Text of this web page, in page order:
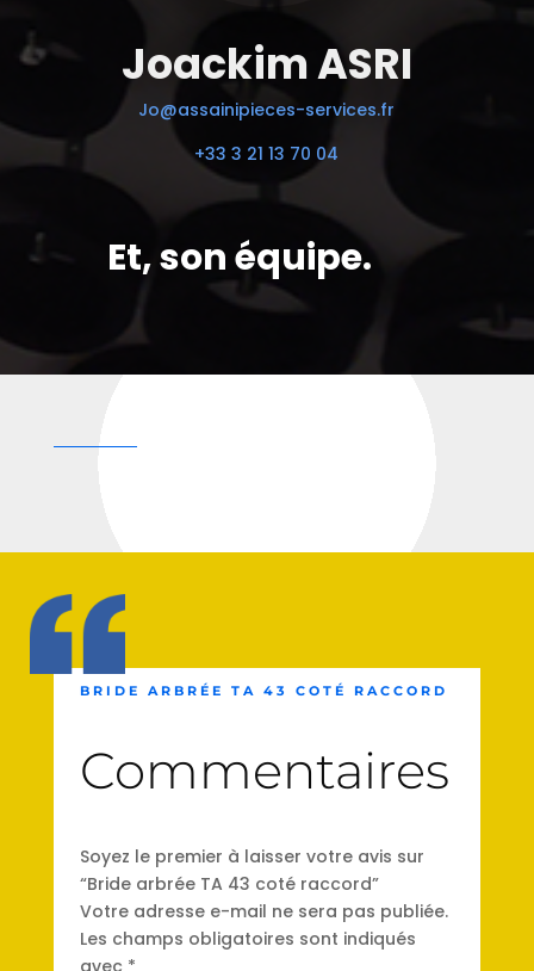
Joackim ASRI
Jo@assainipieces-services.fr
+33 3 21 13 70 04
Et, son équipe.
BRIDE ARBRÉE TA 43 COTÉ RACCORD
Commentaires
Soyez le premier à laisser votre avis sur
“Bride arbrée TA 43 coté raccord”
Votre adresse e-mail ne sera pas publiée.
Les champs obligatoires sont indiqués
avec *